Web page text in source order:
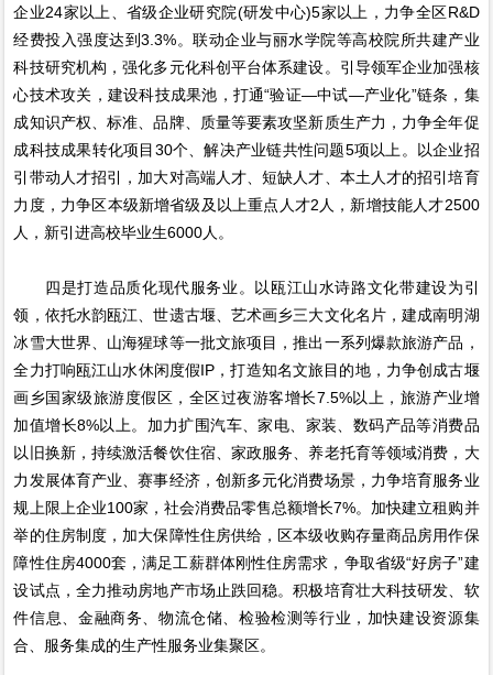
企业24家以上、省级企业研究院(研发中心)5家以上，力争全区R&D
经费投入强度达到3.3%。联动企业与丽水学院等高校院所共建产业
科技研究机构，强化多元化科创平台体系建设。引导领军企业加强核
心技术攻关，建设科技成果池，打通“验证—中试—产业化”链条，集
成知识产权、标准、品牌、质量等要素攻坚新质生产力，力争全年促
成科技成果转化项目30个、解决产业链共性问题5项以上。以企业招
引带动人才招引，加大对高端人才、短缺人才、本土人才的招引培育
力度，力争区本级新增省级及以上重点人才2人，新增技能人才2500
人，新引进高校毕业生6000人。
四是打造品质化现代服务业。以瓯江山水诗路文化带建设为引
领，依托水韵瓯江、世遗古堰、艺术画乡三大文化名片，建成南明湖
冰雪大世界、山海猩球等一批文旅项目，推出一系列爆款旅游产品，
全力打响瓯江山水休闲度假IP，打造知名文旅目的地，力争创成古堰
画乡国家级旅游度假区，全区过夜游客增长7.5%以上，旅游产业增
加值增长8%以上。加力扩围汽车、家电、家装、数码产品等消费品
以旧换新，持续激活餐饮住宿、家政服务、养老托育等领域消费，大
力发展体育产业、赛事经济，创新多元化消费场景，力争培育服务业
规上限上企业100家，社会消费品零售总额增长7%。加快建立租购并
举的住房制度，加大保障性住房供给，区本级收购存量商品房用作保
障性住房4000套，满足工薪群体刚性住房需求，争取省级“好房子”建
设试点，全力推动房地产市场止跌回稳。积极培育壮大科技研发、软
件信息、金融商务、物流仓储、检验检测等行业，加快建设资源集
合、服务集成的生产性服务业集聚区。